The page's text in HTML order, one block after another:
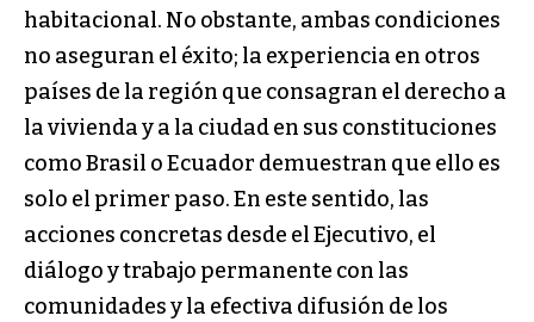
habitacional. No obstante, ambas condiciones
no aseguran el éxito; la experiencia en otros
países de la región que consagran el derecho a
la vivienda y a la ciudad en sus constituciones
como Brasil o Ecuador demuestran que ello es
solo el primer paso. En este sentido, las
acciones concretas desde el Ejecutivo, el
diálogo y trabajo permanente con las
comunidades y la efectiva difusión de los